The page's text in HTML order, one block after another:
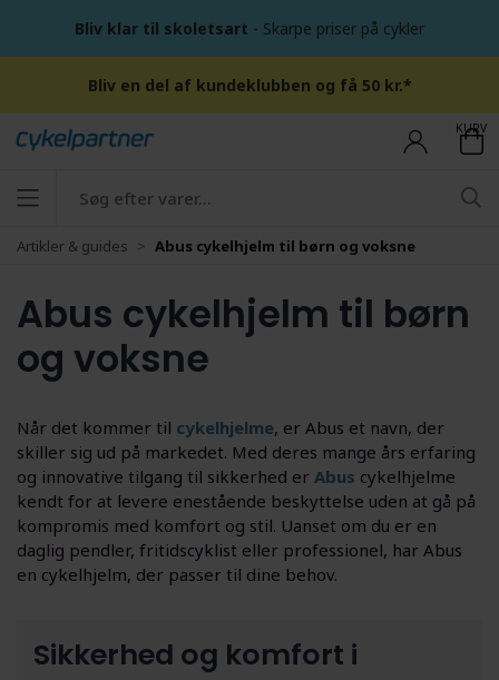
Bliv klar til skoletsart - Skarpe priser på cykler
Bliv en del af kundeklubben og få 50 kr.*
KURV
Artikler & guides Abus cykelhjelm til børn og voksne
Abus cykelhjelm til børn
og voksne
Når det kommer til cykelhjelme, er Abus et navn, der
skiller sig ud på markedet. Med deres mange års erfaring
og innovative tilgang til sikkerhed er Abus cykelhjelme
kendt for at levere enestående beskyttelse uden at gå på
kompromis med komfort og stil. Uanset om du er en
daglig pendler, fritidscyklist eller professionel, har Abus
en cykelhjelm, der passer til dine behov.
Sikkerhed og komfort i